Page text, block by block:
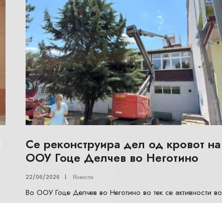
Се реконструира дел од кровот на
ООУ Гоце Делчев во Неготино
22/06/2026 | Новости
Во ООУ Гоце Делчев во Неготино во тек се активности во